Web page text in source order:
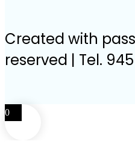
Created with
reserved | Tel.
0